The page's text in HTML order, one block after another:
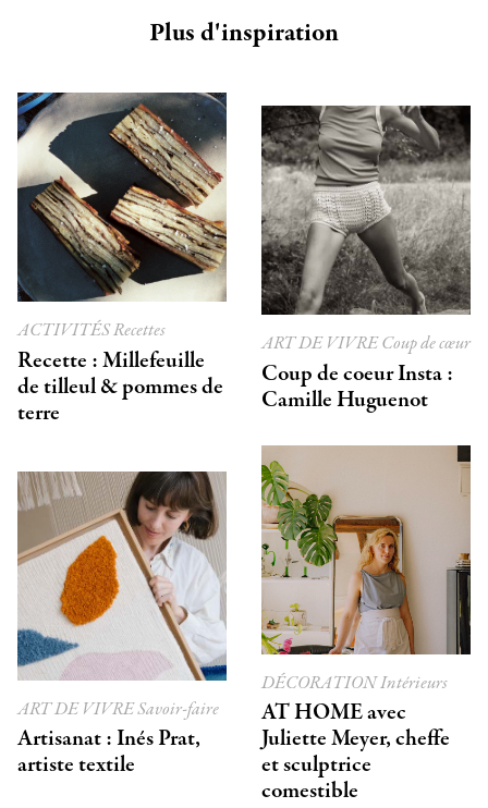
Plus d'inspiration
ACTIVITÉSRecettes
Recette : Millefeuille
de tilleul & pommes de
terre
ART DE VIVRECoup de cœur
Coup de coeur Insta :
Camille Huguenot
ART DE VIVRESavoir-faire
Artisanat : Inés Prat,
artiste textile
DÉCORATIONIntérieurs
AT HOME avec
Juliette Meyer, cheffe
et sculptrice
comestible